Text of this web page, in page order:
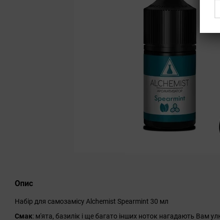
Опис
Набір для самозамісу Alchemist Spearmint 30 мл
Смак: м'ята, базилік і ще багато інших ноток нагадають Вам